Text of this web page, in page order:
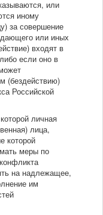
или
иному
за совершение
дающего или иных
входят в
если оно в
(бездействию)
Российской
личная
лица,
которой
меры по
на надлежащее,
им